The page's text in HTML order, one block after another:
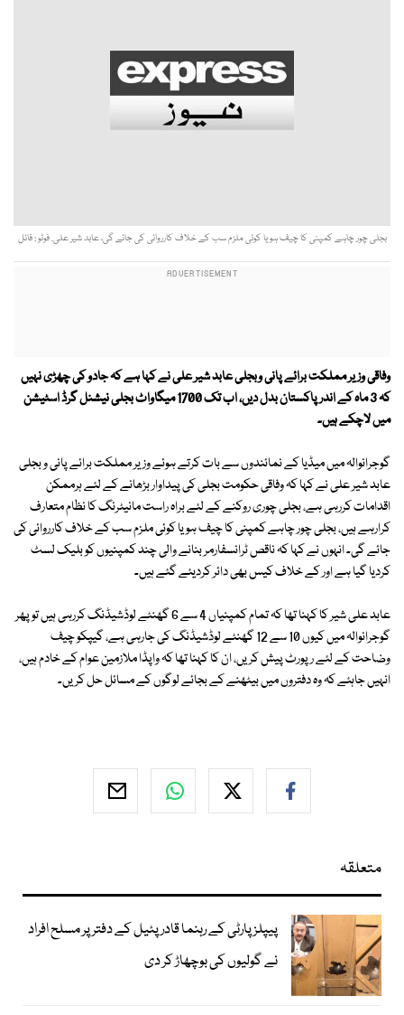
بجلی چور چاہے کمپنی کا چیف ہو یا کوئی ملزم سب کے خلاف کارروائی کی جائے گی، عابد شیر علی. فوٹو : فائل
وفاقی وزیر مملکت برائے پانی وبجلی عابد شیر علی نے کہا ہے کہ جادو کی چھڑی نہیں
کہ 3 ماہ کے اندر پاکستان بدل دیں، اب تک 1700 میگاواٹ بجلی نیشنل گرڈ اسٹیشن
میں لاچکے ہیں۔
گوجرانوالہ میں میڈیا کے نمائندوں سے بات کرتے ہوئے وزیر مملکت برائے پانی و بجلی
عابد شیر علی نے کہا کہ وفاقی حکومت بجلی کی پیداوار بڑھانے کے لئے ہرممکن
اقدامات کررہی ہے، بجلی چوری روکنے کے لئے براہ راست مانیٹرنگ کا نظام متعارف
کرارہے ہیں، بجلی چور چاہے کمپنی کا چیف ہو یا کوئی ملزم سب کے خلاف کارروائی کی
جائے گی۔ انہوں نے کہا کہ ناقص ٹرانسفارمر بنانے والی چند کمپنیوں کو بلیک لسٹ
کردیا گیا ہے اور کے خلاف کیس بھی دائر کردیئے گئے ہیں۔
عابد علی شیر کا کہنا تھا کہ تمام کمپنیاں 4 سے 6 گھنٹے لوڈشیڈنگ کررہی ہیں تو پھر
گوجرانوالہ میں کیوں 10 سے 12 گھنٹے لوڈشیڈنگ کی جارہی ہے، گیپکو چیف
وضاحت کے لئے رپورٹ پیش کریں، ان کا کہنا تھا کہ واپڈا ملازمین عوام کے خادم ہیں،
انہیں جاہئے کہ وہ دفتروں میں بیٹھنے کے بجائے لوگوں کے مسائل حل کریں۔
متعلقہ
پیپلز پارٹی کے رہنما قادر پٹیل کے دفتر پر مسلح افراد
نے گولیوں کی بوچھاڑ کر دی